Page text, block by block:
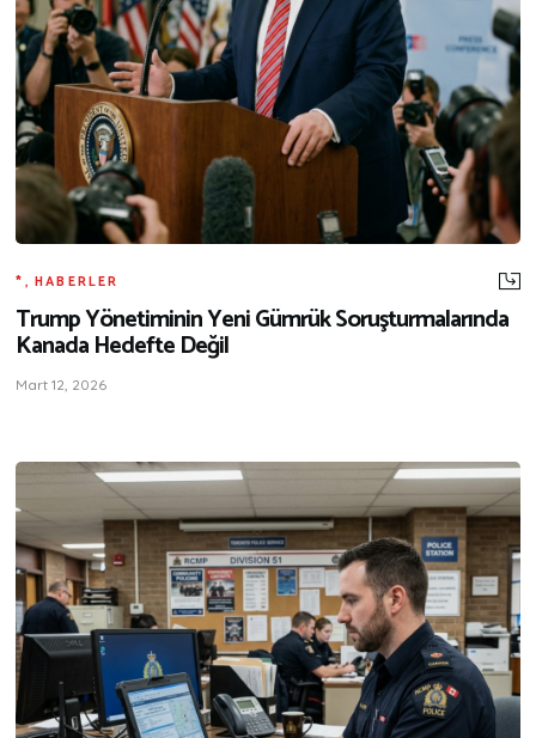
*,HABERLER
Trump Yönetiminin Yeni Gümrük Soruşturmalarında
Kanada Hedefte Değil
Mart 12, 2026